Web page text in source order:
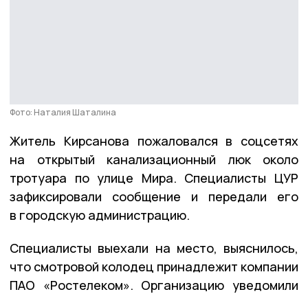
Фото: Наталия Шаталина
Житель Кирсанова пожаловался в соцсетях
на открытый канализационный люк около
тротуара по улице Мира. Специалисты ЦУР
зафиксировали сообщение и передали его
в городскую администрацию.
Специалисты выехали на место, выяснилось,
что смотровой колодец принадлежит компании
ПАО «Ростелеком». Организацию уведомили